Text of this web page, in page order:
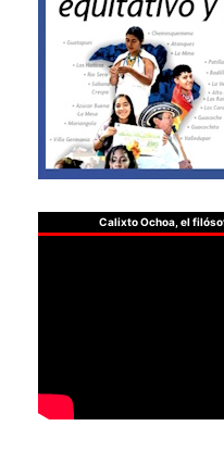
Calixto Ochoa, el